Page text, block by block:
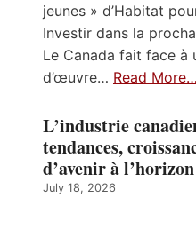
jeunes » d’Habitat
Investir dans la
Le Canada fait face à
d’œuvre… Read More…
L’industrie
tendances,
d’avenir à
July 18, 2026